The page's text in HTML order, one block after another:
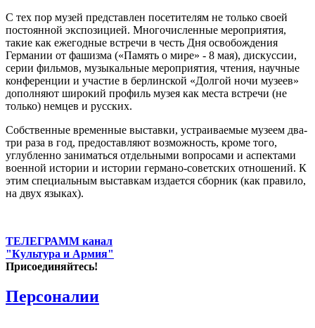
С тех пор музей представлен посетителям не только своей
постоянной экспозицией. Многочисленные мероприятия,
такие как ежегодные встречи в честь Дня освобождения
Германии от фашизма («Память о мире» - 8 мая), дискуссии,
серии фильмов, музыкальные мероприятия, чтения, научные
конференции и участие в берлинской «Долгой ночи музеев»
дополняют широкий профиль музея как места встречи (не
только) немцев и русских.
Собственные временные выставки, устраиваемые музеем два-
три раза в год, предоставляют возможность, кроме того,
углубленно заниматься отдельными вопросами и аспектами
военной истории и истории германо-советских отношений. К
этим специальным выставкам издается сборник (как правило,
на двух языках).
ТЕЛЕГРАММ канал
"Культура и Армия"
Присоединяйтесь!
Персоналии